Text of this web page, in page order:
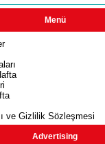
Menü
ve Gizlilik Sözleşmesi
Advertising